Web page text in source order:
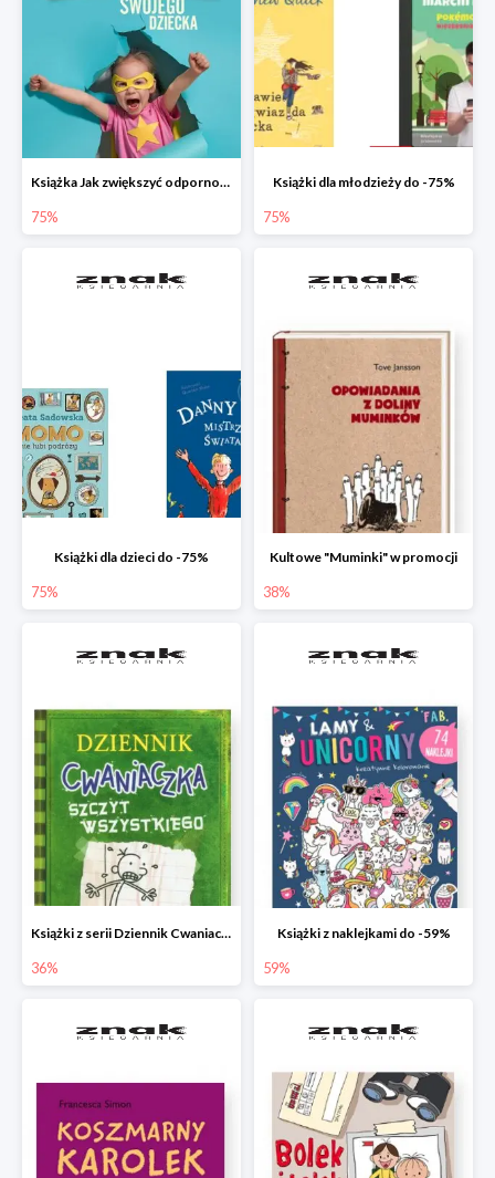
Książka Jak zwiększyć odporność swojego dziecka w promocji
75%
Książki dla młodzieży do -75%
75%
Książki dla dzieci do -75%
75%
Kultowe "Muminki" w promocji
38%
Książki z serii Dziennik Cwaniaczka
36%
Książki z naklejkami do -59%
59%